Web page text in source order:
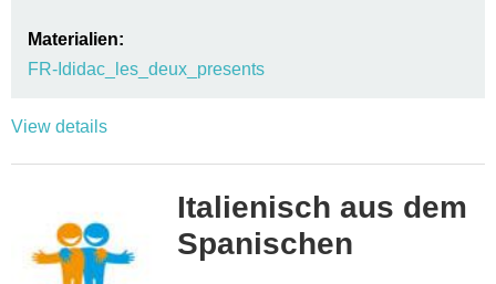
Materialien:
FR-Ididac_les_deux_presents
View details
Italienisch aus dem
Spanischen